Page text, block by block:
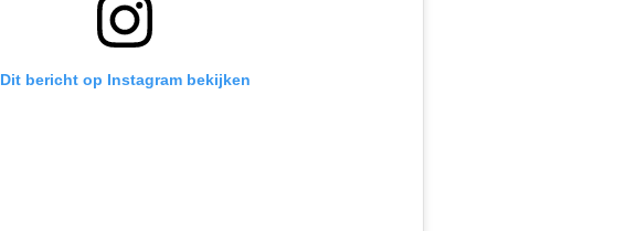
Dit bericht op Instagram bekijken